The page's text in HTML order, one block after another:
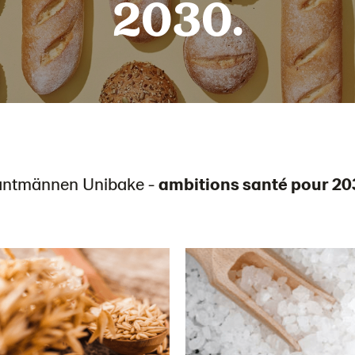
2030.
Unibake -ambitions santé pour